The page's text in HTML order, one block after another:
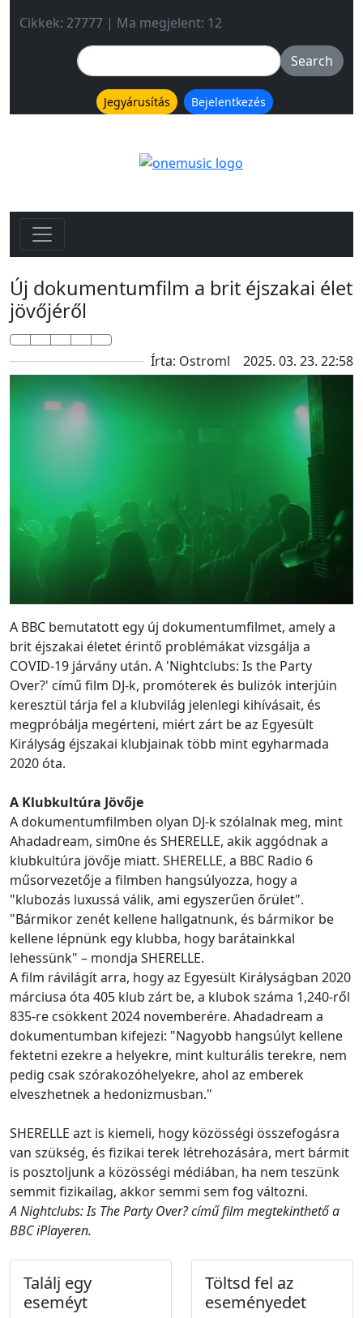
Cikkek: 27777 | Ma megjelent: 12
Jegyárusítás Bejelentkezés
Új dokumentumfilm a brit éjszakai élet
jövőjéről
Írta: Ostroml 2025. 03. 23. 22:58
A BBC bemutatott egy új dokumentumfilmet, amely a
brit éjszakai életet érintő problémákat vizsgálja a
COVID-19 járvány után. A 'Nightclubs: Is the Party
Over?' című film DJ-k, promóterek és bulizók interjúin
keresztül tárja fel a klubvilág jelenlegi kihívásait, és
megpróbálja megérteni, miért zárt be az Egyesült
Királyság éjszakai klubjainak több mint egyharmada
2020 óta.
A Klubkultúra Jövője
A dokumentumfilmben olyan DJ-k szólalnak meg, mint
Ahadadream, sim0ne és SHERELLE, akik aggódnak a
klubkultúra jövője miatt. SHERELLE, a BBC Radio 6
műsorvezetője a filmben hangsúlyozza, hogy a
"klubozás luxussá válik, ami egyszerűen őrület".
"Bármikor zenét kellene hallgatnunk, és bármikor be
kellene lépnünk egy klubba, hogy barátainkkal
lehessünk" – mondja SHERELLE.
A film rávilágít arra, hogy az Egyesült Királyságban 2020
márciusa óta 405 klub zárt be, a klubok száma 1,240-ről
835-re csökkent 2024 novemberére. Ahadadream a
dokumentumban kifejezi: "Nagyobb hangsúlyt kellene
fektetni ezekre a helyekre, mint kulturális terekre, nem
pedig csak szórakozóhelyekre, ahol az emberek
elveszhetnek a hedonizmusban."
SHERELLE azt is kiemeli, hogy közösségi összefogásra
van szükség, és fizikai terek létrehozására, mert bármit
is posztoljunk a közösségi médiában, ha nem teszünk
semmit fizikailag, akkor semmi sem fog változni.
A Nightclubs: Is The Party Over? című film megtekinthető a
BBC iPlayeren.
Találj egy
eseméyt
Töltsd fel az
eseményedet